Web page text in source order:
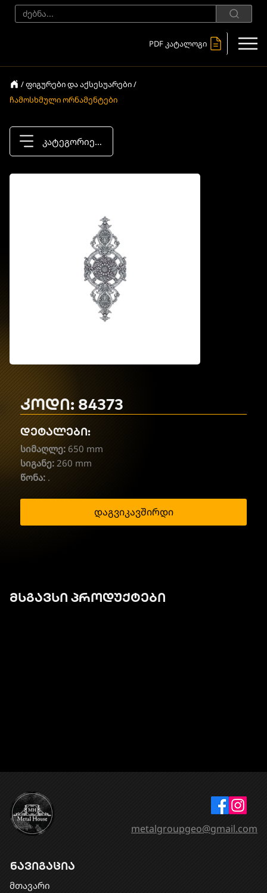
PDF კატალოგი
/ ფიგურები და აქსესუარები /
ჩამოსხმული ორნამენტები
კატეგორიები
კოდი: 84373
დეტალები:
სიმაღლე: 650 mm
სიგანე: 260 mm
წონა: .
დაგვიკავშირდი
მსგავსი პროდუქტები
ნავიგაცია
მთავარი
metalgroupgeo@gmail.com